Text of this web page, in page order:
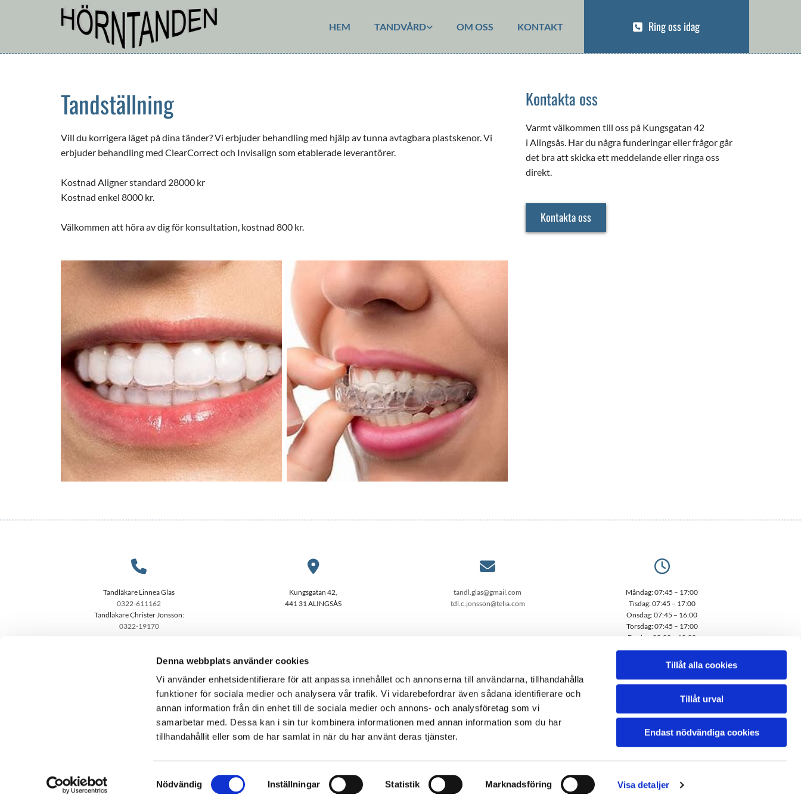
Denna webbplats använder cookies
Vi använder enhetsidentifierare för att anpassa innehållet och annonserna till användarna, tillhandahålla
funktioner för sociala medier och analysera vår trafik. Vi vidarebefordrar även sådana identifierare och
annan information från din enhet till de sociala medier och annons- och analysföretag som vi
samarbetar med. Dessa kan i sin tur kombinera informationen med annan information som du har
tillhandahållit eller som de har samlat in när du har använt deras tjänster.
Samtyckesval
Nödvändig Inställningar Statistik Marknadsföring Visa detaljer
Tillåt alla cookies
Tillåt urval
Endast nödvändiga cookies
HEM TANDVÅRD OM OSS KONTAKT Ring oss idag
Tandställning
Vill du korrigera läget på dina tänder? Vi erbjuder behandling med hjälp av tunna avtagbara plastskenor. Vi
erbjuder behandling med ClearCorrect och Invisalign som etablerade leverantörer.
Kostnad Aligner standard 28000 kr
Kostnad enkel 8000 kr.
Välkommen att höra av dig för konsultation, kostnad 800 kr.
Kontakta oss
Varmt välkommen till oss på Kungsgatan 42
i Alingsås. Har du några funderingar eller frågor går
det bra att skicka ett meddelande eller ringa oss
direkt.
Kontakta oss

Tandläkare Linnea Glas
0322-611162
Tandläkare Christer Jonsson:
0322-19170

Kungsgatan 42,
441 31 ALINGSÅS

tandl.glas@gmail.com
tdl.c.jonsson@telia.com

Måndag: 07:45 – 17:00
Tisdag: 07:45 – 17:00
Onsdag: 07:45 – 16:00
Torsdag: 07:45 – 17:00
Fredag: 08:00 – 12:00
Lördag: Stängt
Söndag: Stängt
Hörntanden - Org.nr: 559008-4405